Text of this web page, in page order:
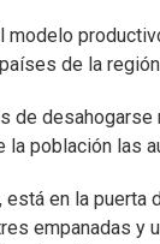
modelo
de la
de
la población las
en la puerta
empanadas